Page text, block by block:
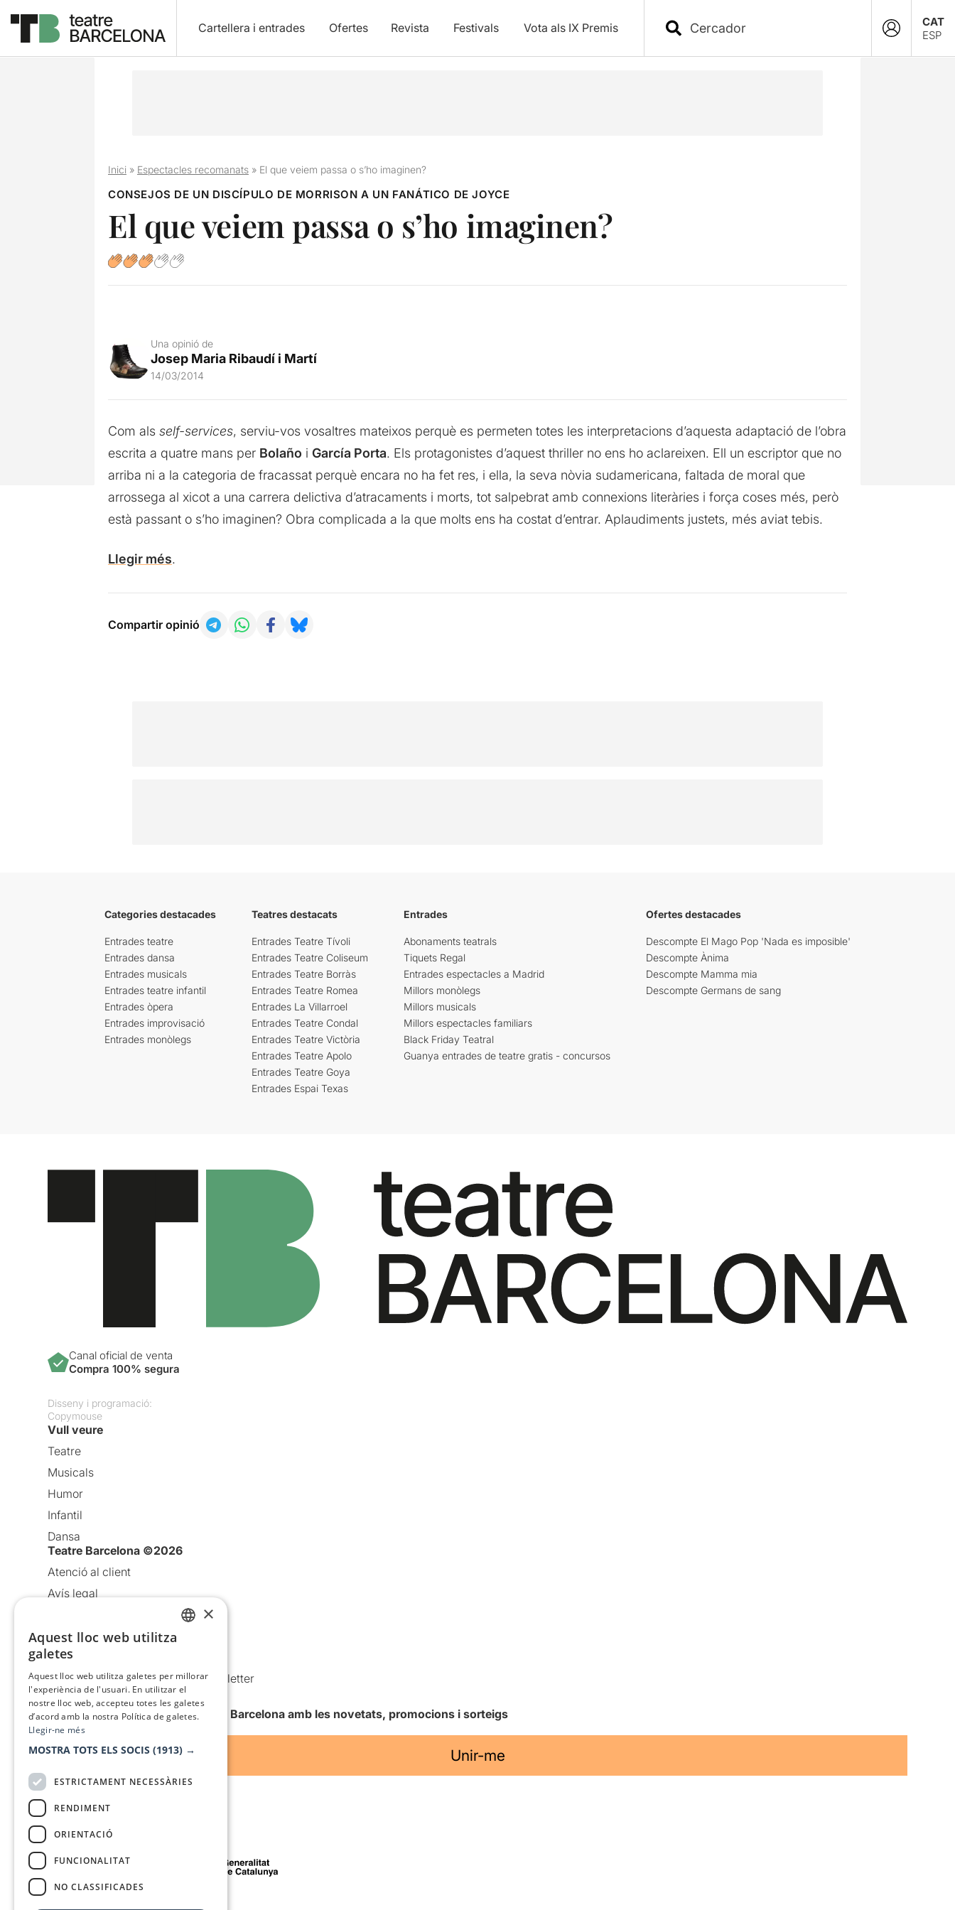
Cartellera i entrades Ofertes Revista Festivals Vota als IX Premis
CAT
ESP
Inici» Espectacles recomanats» El que veiem passa o s’ho imaginen?
CONSEJOS DE UN DISCÍPULO DE MORRISON A UN FANÁTICO DE JOYCE
El que veiem passa o s’ho imaginen?
Una opinió de
Josep Maria Ribaudí i Martí
14/03/2014
Com als self-services, serviu-vos vosaltres mateixos perquè es permeten totes les interpretacions d’aquesta adaptació de l’obra
escrita a quatre mans per Bolaño i García Porta. Els protagonistes d’aquest thriller no ens ho aclareixen. Ell un escriptor que no
arriba ni a la categoria de fracassat perquè encara no ha fet res, i ella, la seva nòvia sudamericana, faltada de moral que
arrossega al xicot a una carrera delictiva d’atracaments i morts, tot salpebrat amb connexions literàries i força coses més, però
està passant o s’ho imaginen? Obra complicada a la que molts ens ha costat d’entrar. Aplaudiments justets, més aviat tebis.
Llegir més.
Compartir opinió
Categories destacades
Entrades teatre
Entrades dansa
Entrades musicals
Entrades teatre infantil
Entrades òpera
Entrades improvisació
Entrades monòlegs
Teatres destacats
Entrades Teatre Tívoli
Entrades Teatre Coliseum
Entrades Teatre Borràs
Entrades Teatre Romea
Entrades La Villarroel
Entrades Teatre Condal
Entrades Teatre Victòria
Entrades Teatre Apolo
Entrades Teatre Goya
Entrades Espai Texas
Entrades
Abonaments teatrals
Tiquets Regal
Entrades espectacles a Madrid
Millors monòlegs
Millors musicals
Millors espectacles familiars
Black Friday Teatral
Guanya entrades de teatre gratis - concursos
Ofertes destacades
Descompte El Mago Pop 'Nada es imposible'
Descompte Ànima
Descompte Mamma mia
Descompte Germans de sang
Canal oficial de venta
Compra 100% segura
Disseny i programació:
Copymouse
Vull veure
Teatre
Musicals
Humor
Infantil
Dansa
Teatre Barcelona ©2026
Atenció al client
Avís legal
Política de cookies
Condicions d’ús
Comunicacions comercials i Newsletter
Anuncia’t
Vull rebre la newsletter de Teatre Barcelona amb les novetats, promocions i sorteigs
Unir-me
Amb el suport de
×
Aquest lloc web utilitza
galetes
Aquest lloc web utilitza galetes per millorar
l'experiència de l'usuari. En utilitzar el
nostre lloc web, accepteu totes les galetes
d’acord amb la nostra Política de galetes.
Llegir-ne més
MOSTRA TOTS ELS SOCIS (1913) →
ESTRICTAMENT NECESSÀRIES
RENDIMENT
ORIENTACIÓ
FUNCIONALITAT
NO CLASSIFICADES